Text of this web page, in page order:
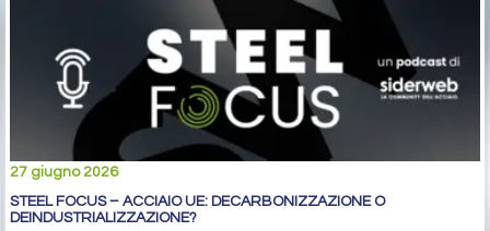
27 giugno 2026
STEEL FOCUS – ACCIAIO UE: DECARBONIZZAZIONE O
DEINDUSTRIALIZZAZIONE?